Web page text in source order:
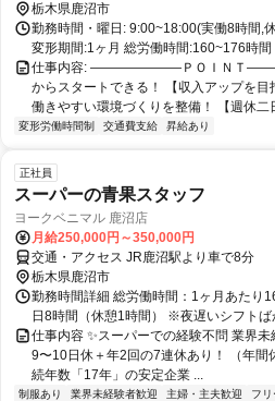
務いずれか希望を選択できます。
栃木県鹿沼市
勤務時間・曜日: 9:00~18:00(実働8時間,
変形期間:1ヶ月 総労働時間:160~176時間
仕事内容: ―――――――ＰＯＩＮＴ
からスタートできる！ 【収入アップを目
働きやすい環境づくりを整備！ 【週休二
変形労働時間制 交通費支給 昇給あり
正社員
スーパーの青果スタッフ
ヨークベニマル 鹿沼店
月給250,000円～350,000円
交通・アクセス JR鹿沼駅より車で8分
栃木県鹿沼市
勤務時間詳細 総労働時間：1ヶ月あたり
日8時間（休憩1時間） ※夜遅いシフトば
仕事内容 ✨スーパーでの経験不問 業界
9〜10日休＋年2回の7連休あり！ （年間
続年数「17年」の安定企業 ...
制服あり 業界未経験者歓迎 主婦・主夫歓迎 フ